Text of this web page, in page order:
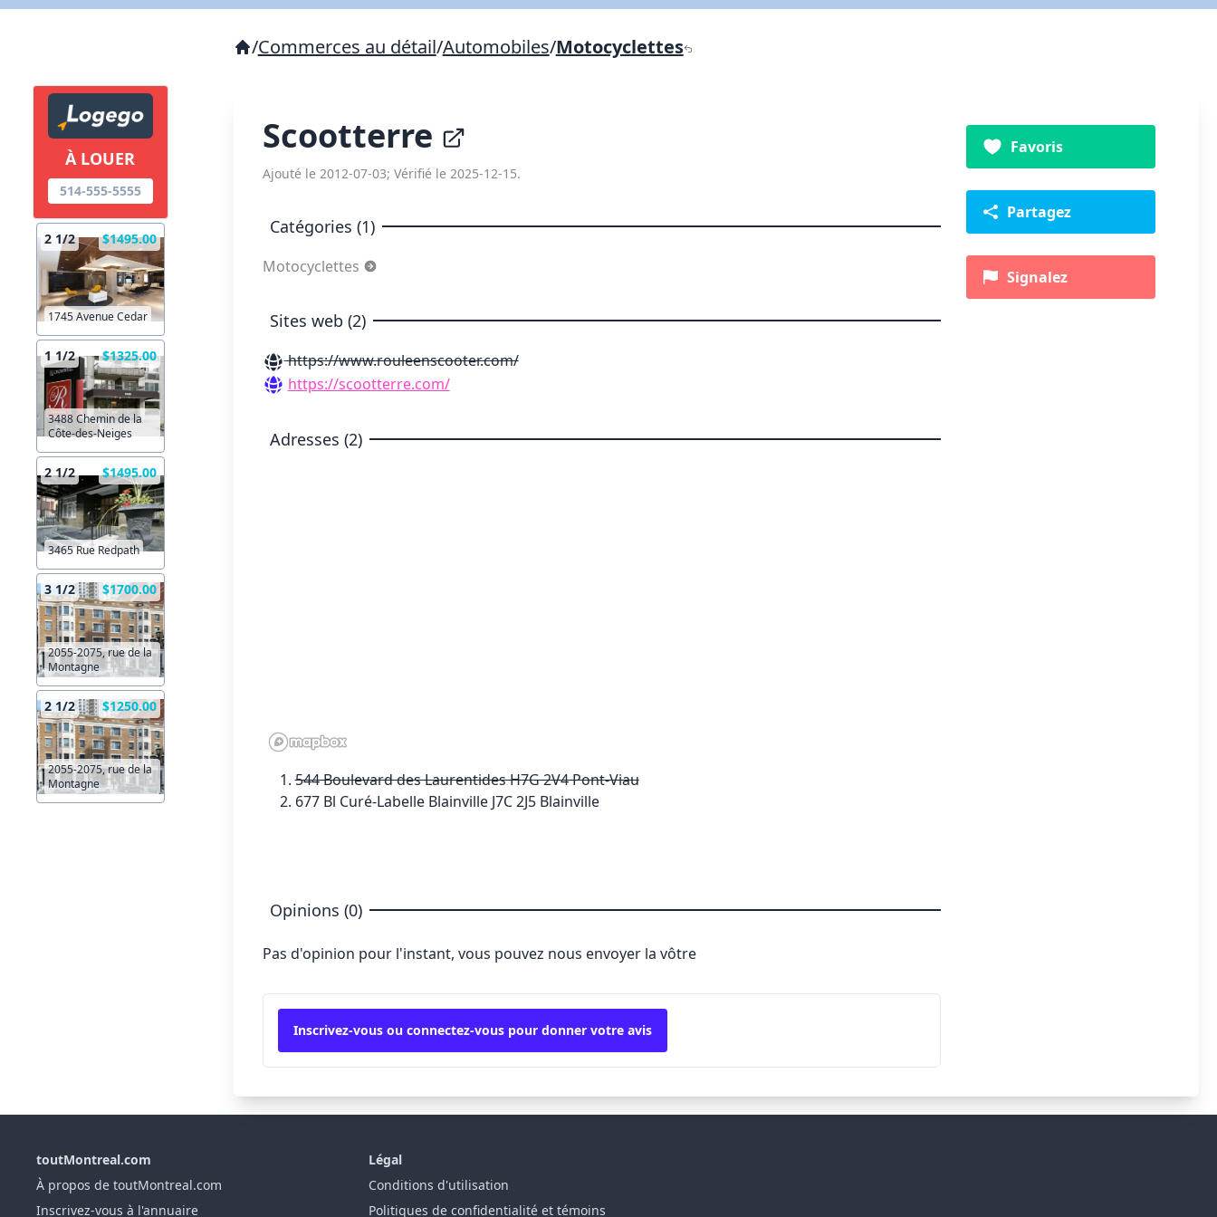
À LOUER
514-555-5555
2 1/2 $1495.00
1745 Avenue Cedar
1 1/2 $1325.00
3488 Chemin de la
Côte-des-Neiges
2 1/2 $1495.00
3465 Rue Redpath
3 1/2 $1700.00
2055-2075, rue de la
Montagne
2 1/2 $1250.00
2055-2075, rue de la
Montagne
/Commerces au détail/Automobiles/Motocyclettes
Scootterre
Ajouté le 2012-07-03; Vérifié le 2025-12-15.
Catégories (1)
Motocyclettes
Sites web (2)
https://www.rouleenscooter.com/
https://scootterre.com/
Adresses (2)
544 Boulevard des Laurentides H7G 2V4 Pont-Viau
677 Bl Curé-Labelle Blainville J7C 2J5 Blainville
Opinions (0)
Pas d'opinion pour l'instant, vous pouvez nous envoyer la vôtre
Inscrivez-vous ou connectez-vous pour donner votre avis
Favoris
Partagez
Signalez
toutMontreal.com
À propos de toutMontreal.com
Inscrivez-vous à l'annuaire
Légal
Conditions d'utilisation
Politiques de confidentialité et témoins
X Fermer